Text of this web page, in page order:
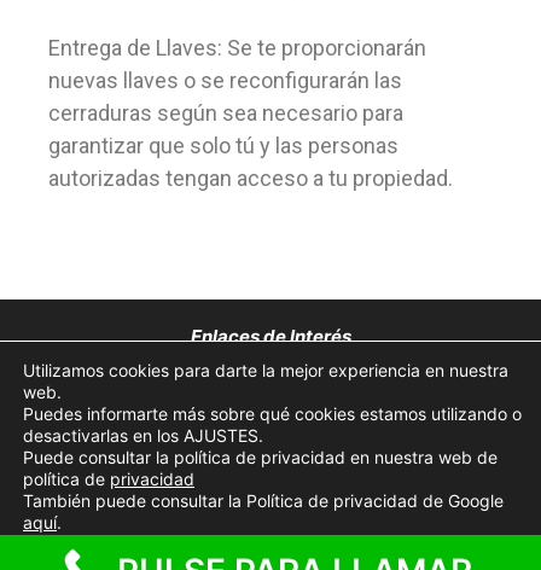
Entrega de Llaves: Se te proporcionarán
nuevas llaves o se reconfigurarán las
cerraduras según sea necesario para
garantizar que solo tú y las personas
autorizadas tengan acceso a tu propiedad.
Enlaces de Interés
Política de Privacidad
Política de Cookies
© 2026 Cerrajeros cerca de ti 24 horas• Creado con
Utilizamos cookies para darte la mejor experiencia en nuestra
web.
Puedes informarte más sobre qué cookies estamos utilizando o
desactivarlas en los AJUSTES.
Puede consultar la política de privacidad en nuestra web de
política de privacidad
También puede consultar la Política de privacidad de Google
aquí.